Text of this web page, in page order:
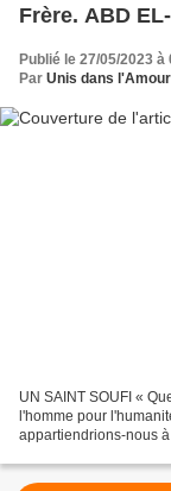
Frère. ABD
Publié le 27/05/2023 à
Par Unis dans
UN SAINT SOUFI «
l'homme pour
appartiendrions-nous